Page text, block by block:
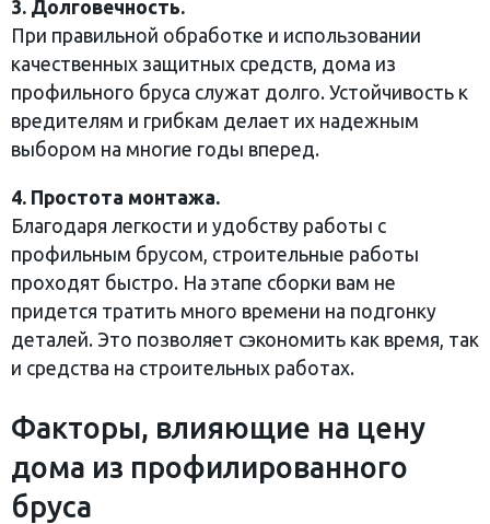
3. Долговечность.
При правильной обработке и использовании
качественных защитных средств, дома из
профильного бруса служат долго. Устойчивость к
вредителям и грибкам делает их надежным
выбором на многие годы вперед.
4. Простота монтажа.
Благодаря легкости и удобству работы с
профильным брусом, строительные работы
проходят быстро. На этапе сборки вам не
придется тратить много времени на подгонку
деталей. Это позволяет сэкономить как время, так
и средства на строительных работах.
Факторы, влияющие на цену
дома из профилированного
бруса